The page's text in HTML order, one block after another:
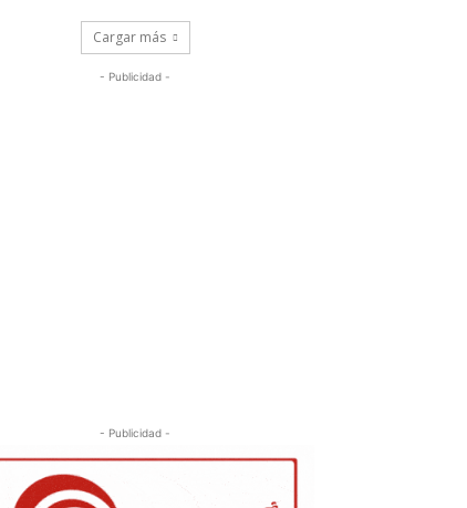
Cargar más
- Publicidad -
- Publicidad -